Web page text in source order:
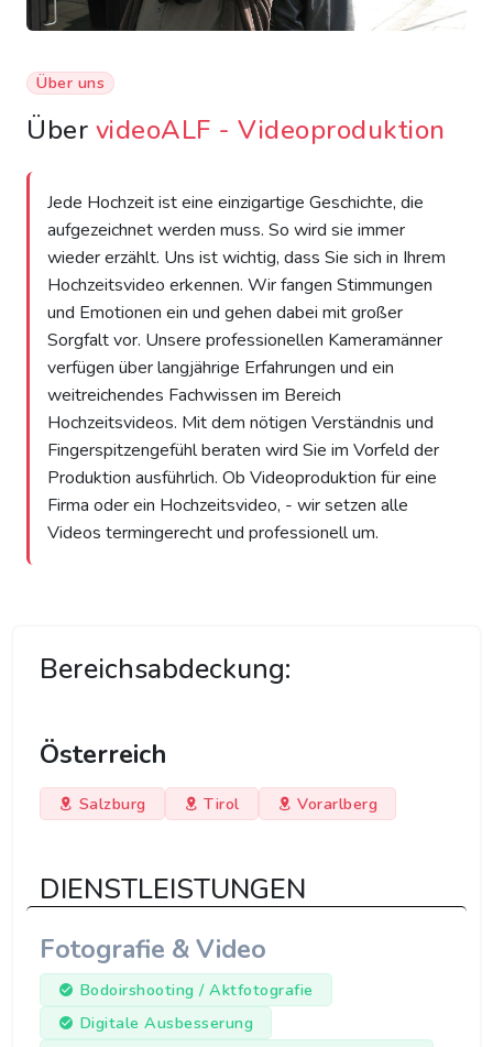
Über uns
Über videoALF - Videoproduktion
Jede Hochzeit ist eine einzigartige Geschichte, die
aufgezeichnet werden muss. So wird sie immer
wieder erzählt. Uns ist wichtig, dass Sie sich in Ihrem
Hochzeitsvideo erkennen. Wir fangen Stimmungen
und Emotionen ein und gehen dabei mit großer
Sorgfalt vor. Unsere professionellen Kameramänner
verfügen über langjährige Erfahrungen und ein
weitreichendes Fachwissen im Bereich
Hochzeitsvideos. Mit dem nötigen Verständnis und
Fingerspitzengefühl beraten wird Sie im Vorfeld der
Produktion ausführlich. Ob Videoproduktion für eine
Firma oder ein Hochzeitsvideo, - wir setzen alle
Videos termingerecht und professionell um.
Bereichsabdeckung:
Österreich
Salzburg Tirol Vorarlberg
DIENSTLEISTUNGEN
Fotografie & Video
Bodoirshooting / Aktfotografie
Digitale Ausbesserung